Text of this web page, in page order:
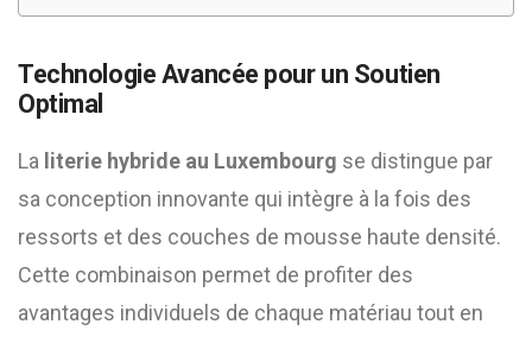
Technologie Avancée pour un Soutien
Optimal
La literie hybride au Luxembourg se distingue par
sa conception innovante qui intègre à la fois des
ressorts et des couches de mousse haute densité.
Cette combinaison permet de profiter des
avantages individuels de chaque matériau tout en